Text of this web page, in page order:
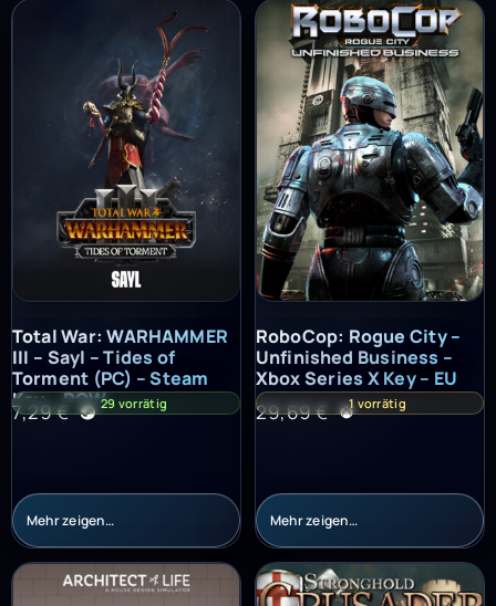
Total War: WARHAMMER III – Sayl – Tides of Torment (PC) –
Total War: WARHAMMER
III – Sayl – Tides of
Torment (PC) – Steam
Key – ROW
7,29€ 29 vorrätig
Mehr zeigen…
RoboCop: Rogue City –
RoboCop: Rogue City –
Unfinished Business –
Xbox Series X Key – EU
29,69€ 1 vorrätig
Mehr zeigen…